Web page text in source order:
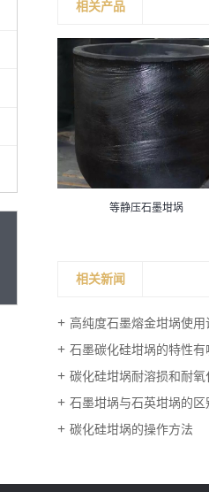
相关产品
等静压石墨坩埚
相关新闻
高纯度石墨熔金坩埚使用
石墨碳化硅坩埚的特性有
碳化硅坩埚耐溶损和耐氧
石墨坩埚与石英坩埚的区
碳化硅坩埚的操作方法